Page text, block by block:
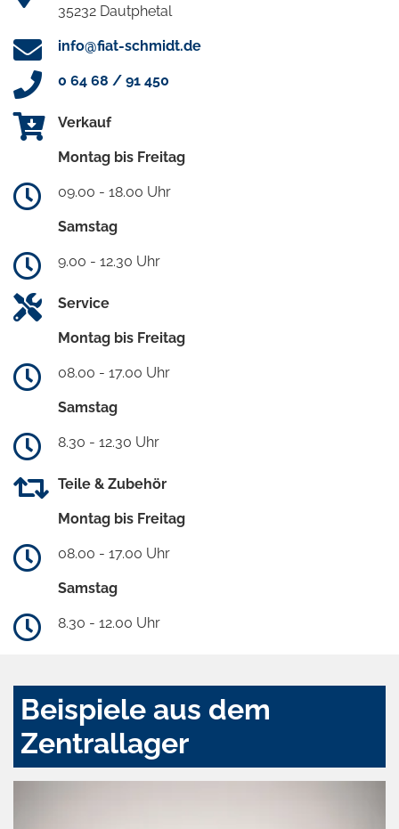
35232 Dautphetal
info@fiat-schmidt.de
0 64 68 / 91 450
Verkauf
Montag bis Freitag
09.00 - 18.00 Uhr
Samstag
9.00 - 12.30 Uhr
Service
Montag bis Freitag
08.00 - 17.00 Uhr
Samstag
8.30 - 12.30 Uhr
Teile & Zubehör
Montag bis Freitag
08.00 - 17.00 Uhr
Samstag
8.30 - 12.00 Uhr
Beispiele aus dem
Zentrallager